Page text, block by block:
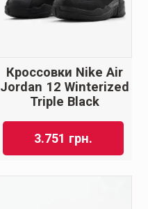
Кроссовки Nike Air
Jordan 12 Winterized
Triple Black
3.751 грн.